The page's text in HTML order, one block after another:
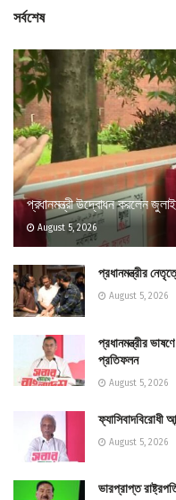
সর্বশেষ
প্রধানমন্ত্রী উদ্বোধন করলেন
August 5, 2026
প্রধানমন্ত্রীর
August 5, 2026
প্রধানমন্ত্রীর
প্রতিফলন
August 5, 2026
ফ্যাসিবাদবিরোধী
August 5, 2026
ভারপ্রাপ্ত